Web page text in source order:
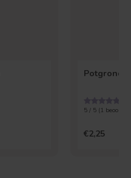
Potgrond
5 / 5 (1
€2,25